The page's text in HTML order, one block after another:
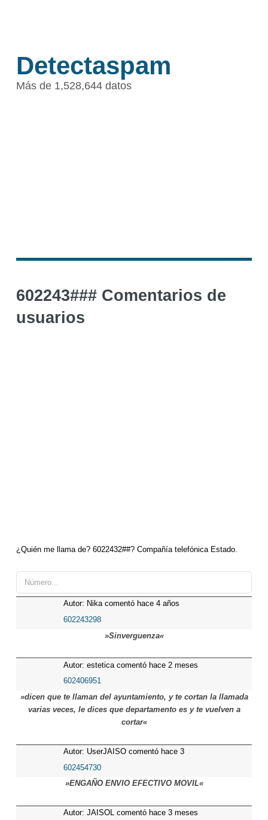
Detectaspam
Más de 1,528,644 datos
602243### Comentarios de
usuarios
¿Quién me llama de? 6022432##? Compañía telefónica Estado.
Autor: Nika comentó hace 4 años
602243298
»Sinverguenza«
Autor: estetica comentó hace 2 meses
602406951
»dicen que te llaman del ayuntamiento, y te cortan la llamada
varias veces, le dices que departamento es y te vuelven a
cortar«
Autor: UserJAISO comentó hace 3
meses
602454730
»ENGAÑO ENVIO EFECTIVO MOVIL«
Autor: JAISOL comentó hace 3 meses